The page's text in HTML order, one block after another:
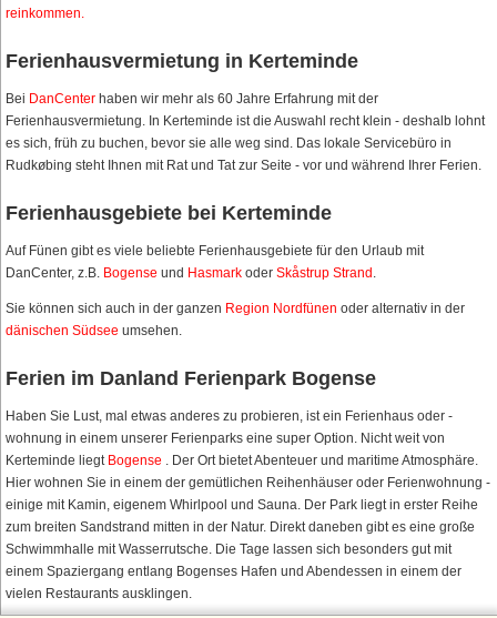
reinkommen.
Ferienhausvermietung in Kerteminde
Bei DanCenter haben wir mehr als 60 Jahre Erfahrung mit der
Ferienhausvermietung. In Kerteminde ist die Auswahl recht klein - deshalb lohnt
es sich, früh zu buchen, bevor sie alle weg sind. Das lokale Servicebüro in
Rudkøbing steht Ihnen mit Rat und Tat zur Seite - vor und während Ihrer Ferien.
Ferienhausgebiete bei Kerteminde
Auf Fünen gibt es viele beliebte Ferienhausgebiete für den Urlaub mit
DanCenter, z.B. Bogense und Hasmark oder Skåstrup Strand .
Sie können sich auch in der ganzen Region Nordfünen oder alternativ in der
dänischen Südsee umsehen.
Ferien im Danland Ferienpark Bogense
Haben Sie Lust, mal etwas anderes zu probieren, ist ein Ferienhaus oder -
wohnung in einem unserer Ferienparks eine super Option. Nicht weit von
Kerteminde liegt Bogense . Der Ort bietet Abenteuer und maritime Atmosphäre.
Hier wohnen Sie in einem der gemütlichen Reihenhäuser oder Ferienwohnung -
einige mit Kamin, eigenem Whirlpool und Sauna. Der Park liegt in erster Reihe
zum breiten Sandstrand mitten in der Natur. Direkt daneben gibt es eine große
Schwimmhalle mit Wasserrutsche. Die Tage lassen sich besonders gut mit
einem Spaziergang entlang Bogenses Hafen und Abendessen in einem der
vielen Restaurants ausklingen.